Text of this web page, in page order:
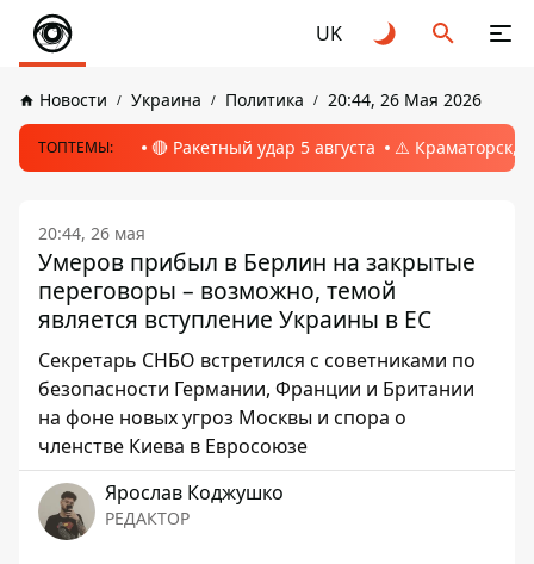
UK
Новости Украина Политика 20:44, 26 Мая 2026
ТОПТЕМЫ: 🔴 Ракетный удар 5 августа ⚠️ Краматорск,
20:44, 26 мая
Умеров прибыл в Берлин на закрытые
переговоры – возможно, темой
является вступление Украины в ЕС
Секретарь СНБО встретился с советниками по
безопасности Германии, Франции и Британии
на фоне новых угроз Москвы и спора о
членстве Киева в Евросоюзе
Ярослав Коджушко
РЕДАКТОР